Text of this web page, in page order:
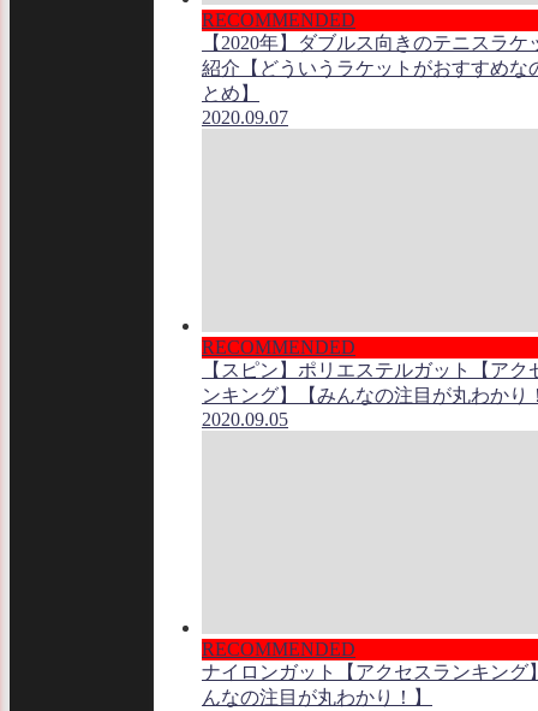
RECOMMENDED
【2020年】ダブルス向きのテニスラケ
紹介【どういうラケットがおすすめな
とめ】
2020.09.07
RECOMMENDED
【スピン】ポリエステルガット【アク
ンキング】【みんなの注目が丸わかり
2020.09.05
RECOMMENDED
ナイロンガット【アクセスランキング
んなの注目が丸わかり！】